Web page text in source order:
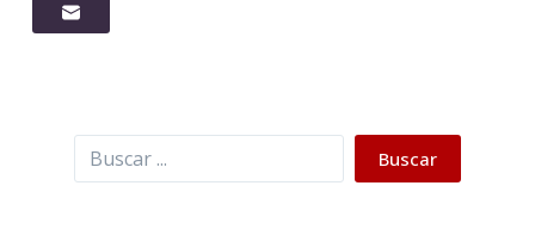
Buscar Buscar